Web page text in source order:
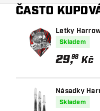
Hlavní barva
ČASTO
Letky
Skladem
29,98 Kč
Násadky
Skladem